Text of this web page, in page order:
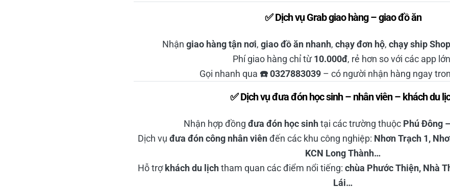
✅ Dịch vụ Grab giao hàng – giao đồ ăn
Nhận giao hàng tận nơi, giao đồ ăn nhanh, chạy đơn hộ, chạy ship
Phí giao hàng chỉ từ10.000đ, rẻ hơn so với các app
Gọi nhanh qua ☎️ 0327883039 – có người nhận hàng ngay
✅ Dịch vụ đưa đón học sinh – nhân viên – khách du
Nhận hợp đồng đưa đón học sinhtại các trường thuộc Phú Đông
Dịch vụ đưa đón công nhân viênđến các khu công nghiệp: Nhơn Trạch 1,
KCN Long Thành…
Hỗ trợkhách du lịchtham quan các điểm nổi tiếng: chùa Phước Thiện, Nhà
Lái…